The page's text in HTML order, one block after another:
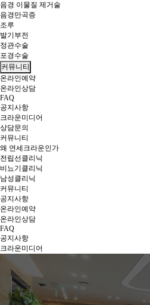
음경 이물질 제거술
음경만곡증
조루
발기부전
정관수술
포경수술
커뮤니티
온라인예약
온라인상담
FAQ
공지사항
크라운미디어
상담문의
커뮤니티
왜 연세크라운인가
전립선클리닉
비뇨기클리닉
남성클리닉
커뮤니티
공지사항
온라인예약
온라인상담
FAQ
공지사항
크라운미디어